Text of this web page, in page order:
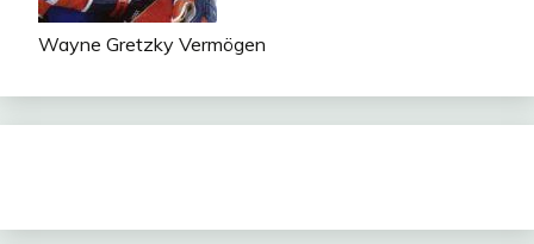
Wayne Gretzky Vermögen